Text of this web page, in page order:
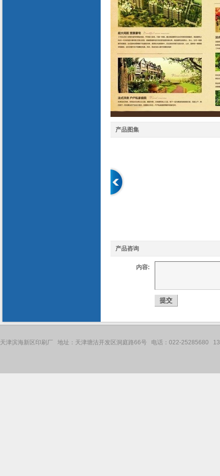
产品图集
产品咨询
内容:
天津滨海新区印刷厂 地址：天津塘沽开发区洞庭路66号 电话：022-